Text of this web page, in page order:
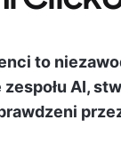
to
AI,